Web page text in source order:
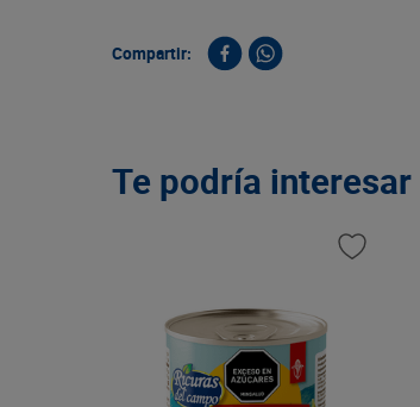
Compartir:
Te podría interesar